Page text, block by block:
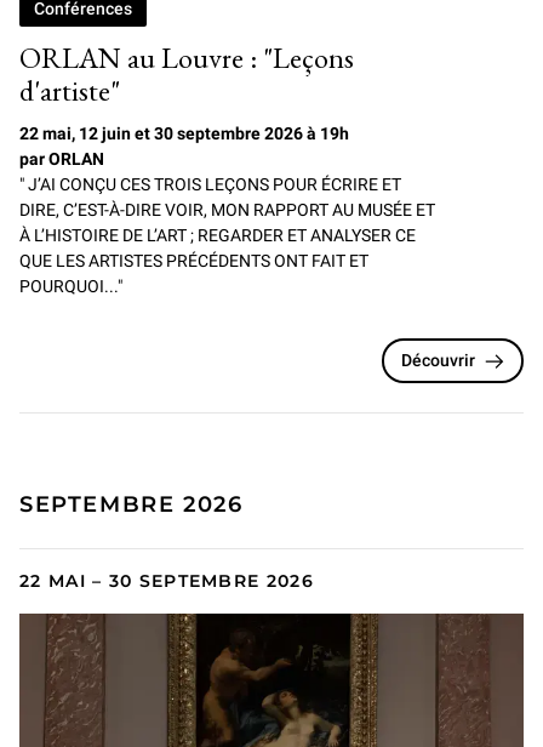
ORLAN au Louvre : "Leçons
d'artiste"
Conférences
22 mai, 12 juin et 30 septembre 2026 à 19h
par ORLAN
" J’AI CONÇU CES TROIS LEÇONS POUR ÉCRIRE ET
DIRE, C’EST-À-DIRE VOIR, MON RAPPORT AU MUSÉE ET
À L’HISTOIRE DE L’ART ; REGARDER ET ANALYSER CE
QUE LES ARTISTES PRÉCÉDENTS ONT FAIT ET
POURQUOI..."
Découvrir
SEPTEMBRE 2026
22 MAI – 30 SEPTEMBRE 2026